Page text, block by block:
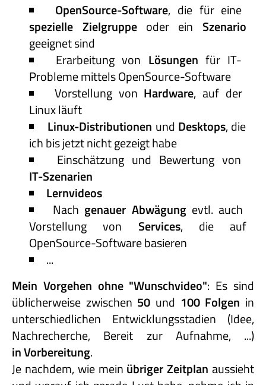
OpenSource-Software, die für eine
spezielle Zielgruppeoder ein Szenario
geeignet sind
Erarbeitung von Lösungen für IT-
Probleme mittels OpenSource-Software
Vorstellung von Hardware, auf der
Linux läuft
Linux-Distributionen und Desktops, die
ich bis jetzt nicht gezeigt habe
Einschätzung und Bewertung von
IT-Szenarien
Lernvideos
Nach genauer Abwägungevtl. auch
Vorstellung von Services, die auf
OpenSource-Software basieren
...
Mein Vorgehen ohne "Wunschvideo": Es sind
üblicherweise zwischen 50 und 100 Folgen in
unterschiedlichen Entwicklungsstadien (Idee,
Nachrecherche, Bereit zur Aufnahme, ...)
in Vorbereitung.
Je nachdem, wie mein übriger Zeitplan aussieht